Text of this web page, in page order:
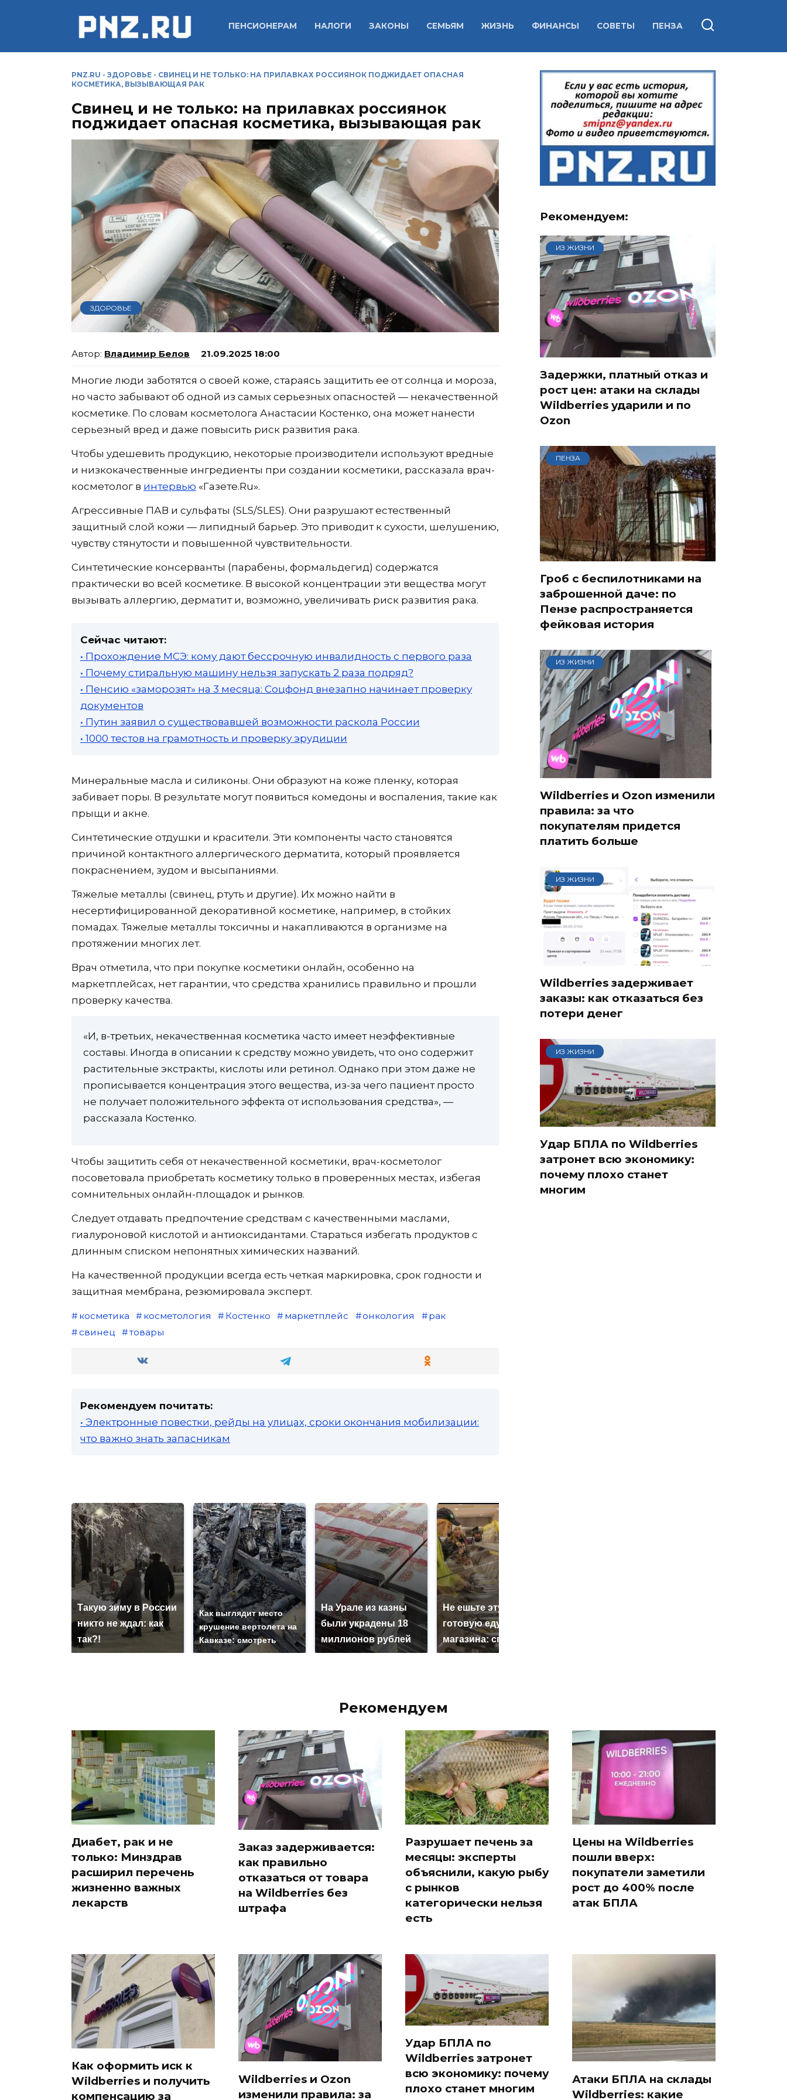
ПЕНСИОНЕРАМ НАЛОГИ ЗАКОНЫ СЕМЬЯМ ЖИЗНЬ ФИНАНСЫ СОВЕТЫ ПЕНЗА
PNZ.RU - ЗДОРОВЬЕ - СВИНЕЦ И НЕ ТОЛЬКО: НА ПРИЛАВКАХ РОССИЯНОК ПОДЖИДАЕТ ОПАСНАЯ
КОСМЕТИКА, ВЫЗЫВАЮЩАЯ РАК
Свинец и не только: на прилавках россиянок
поджидает опасная косметика, вызывающая рак
ЗДОРОВЬЕ
Владимир Белов 21.09.2025 18:00
Многие люди заботятся о своей коже, стараясь защитить ее от солнца и мороза,
но часто забывают об одной из самых серьезных опасностей — некачественной
косметике. По словам косметолога Анастасии Костенко, она может нанести
серьезный вред и даже повысить риск развития рака.
Чтобы удешевить продукцию, некоторые производители используют вредные
и низкокачественные ингредиенты при создании косметики, рассказала врач-
косметолог в интервью «Газете.Ru».
Агрессивные ПАВ и сульфаты (SLS/SLES). Они разрушают естественный
защитный слой кожи — липидный барьер. Это приводит к сухости, шелушению,
чувству стянутости и повышенной чувствительности.
Синтетические консерванты (парабены, формальдегид) содержатся
практически во всей косметике. В высокой концентрации эти вещества могут
вызывать аллергию, дерматит и, возможно, увеличивать риск развития рака.
Сейчас читают:
• Прохождение МСЭ: кому дают бессрочную инвалидность с первого раза
• Почему стиральную машину нельзя запускать 2 раза подряд?
• Пенсию «заморозят» на 3 месяца: Соцфонд внезапно начинает проверку
документов
• Путин заявил о существовавшей возможности раскола России
• 1000 тестов на грамотность и проверку эрудиции
Минеральные масла и силиконы. Они образуют на коже пленку, которая
забивает поры. В результате могут появиться комедоны и воспаления, такие как
прыщи и акне.
Синтетические отдушки и красители. Эти компоненты часто становятся
причиной контактного аллергического дерматита, который проявляется
покраснением, зудом и высыпаниями.
Тяжелые металлы (свинец, ртуть и другие). Их можно найти в
несертифицированной декоративной косметике, например, в стойких
помадах. Тяжелые металлы токсичны и накапливаются в организме на
протяжении многих лет.
Врач отметила, что при покупке косметики онлайн, особенно на
маркетплейсах, нет гарантии, что средства хранились правильно и прошли
проверку качества.
«И, в-третьих, некачественная косметика часто имеет неэффективные
составы. Иногда в описании к средству можно увидеть, что оно содержит
растительные экстракты, кислоты или ретинол. Однако при этом даже не
прописывается концентрация этого вещества, из-за чего пациент просто
не получает положительного эффекта от использования средства», —
рассказала Костенко.
Чтобы защитить себя от некачественной косметики, врач-косметолог
посоветовала приобретать косметику только в проверенных местах, избегая
сомнительных онлайн-площадок и рынков.
Следует отдавать предпочтение средствам с качественными маслами,
гиалуроновой кислотой и антиоксидантами. Стараться избегать продуктов с
длинным списком непонятных химических названий.
На качественной продукции всегда есть четкая маркировка, срок годности и
защитная мембрана, резюмировала эксперт.
косметика косметология Костенко маркетплейс онкология
рак
свинец
товары
Рекомендуем почитать:
• Электронные повестки, рейды на улицах, сроки окончания мобилизации:
что важно знать запасникам
Такую зиму в России
никто не ждал: как
так?!
Как выглядит место
крушение вертолета на
Кавказе: смотреть
На Урале из казны
были украдены 18
миллионов рублей
Не ешьте эту
готовую еду из
магазина: список
Рекомендуем:
ИЗ ЖИЗНИ
Задержки, платный отказ и
рост цен: атаки на склады
Wildberries ударили и по
Ozon
ПЕНЗА
Гроб с беспилотниками на
заброшенной даче: по
Пензе распространяется
фейковая история
ИЗ ЖИЗНИ
Wildberries и Ozon изменили
правила: за что
покупателям придется
платить больше
ИЗ ЖИЗНИ
Wildberries задерживает
заказы: как отказаться без
потери денег
ИЗ ЖИЗНИ
Удар БПЛА по Wildberries
затронет всю экономику:
почему плохо станет
многим
Рекомендуем
Диабет, рак и не
только: Минздрав
расширил перечень
жизненно важных
лекарств
Заказ задерживается:
как правильно
отказаться от товара
на Wildberries без
штрафа
Разрушает печень за
месяцы: эксперты
объяснили, какую рыбу
с рынков
категорически нельзя
есть
Цены на Wildberries
пошли вверх:
покупатели заметили
рост до 400% после
атак БПЛА
Как оформить иск к
Wildberries и получить
компенсацию за
Wildberries и Ozon
изменили правила: за
Удар БПЛА по
Wildberries затронет
всю экономику: почему
плохо станет многим
Атаки БПЛА на склады
Wildberries: какие